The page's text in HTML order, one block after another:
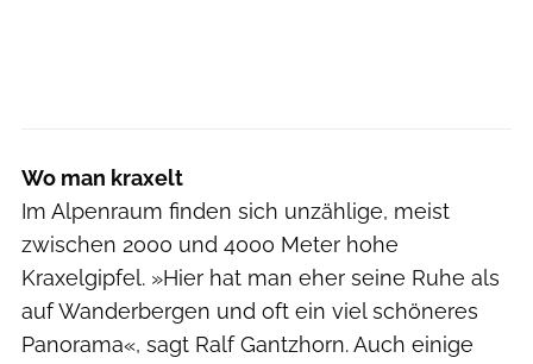
Wo man kraxelt
Im Alpenraum finden sich unzählige, meist
zwischen 2000 und 4000 Meter hohe
Kraxelgipfel. »Hier hat man eher seine Ruhe als
auf Wanderbergen und oft ein viel schöneres
Panorama«, sagt Ralf Gantzhorn. Auch einige